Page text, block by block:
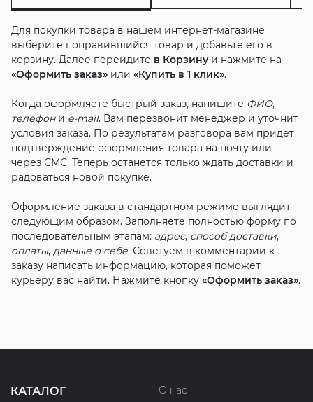
Для покупки товара в нашем интернет-магазине
выберите понравившийся товар и добавьте его в
корзину. Далее перейдите в Корзинуи нажмите на
«Оформить заказ»или «Купить в 1 клик».
Когда оформляете быстрый заказ, напишите ФИО,
телефони e-mail. Вам перезвонит менеджер и уточнит
условия заказа. По результатам разговора вам придет
подтверждение оформления товара на почту или
через СМС. Теперь останется только ждать доставки и
радоваться новой покупке.
Оформление заказа в стандартном режиме выглядит
следующим образом. Заполняете полностью форму по
последовательным этапам: адрес, способ доставки,
оплаты, данные о себе. Советуем в комментарии к
заказу написать информацию, которая поможет
курьеру вас найти. Нажмите кнопку «Оформить заказ».
КАТАЛОГ
О нас